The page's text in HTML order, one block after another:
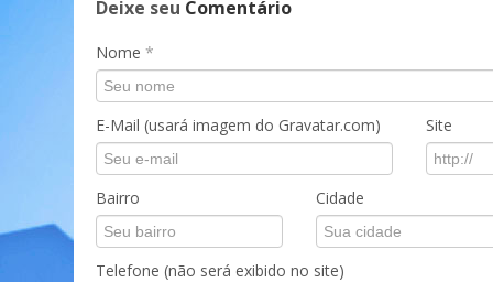
Deixe seu Comentário
Nome *
E-Mail (usará imagem do Gravatar.com) Site
Bairro Cidade
Telefone (não será exibido no site)